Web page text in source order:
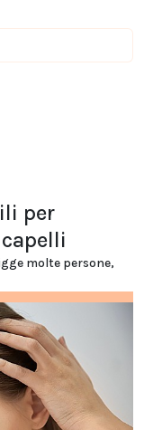
per
molte persone,